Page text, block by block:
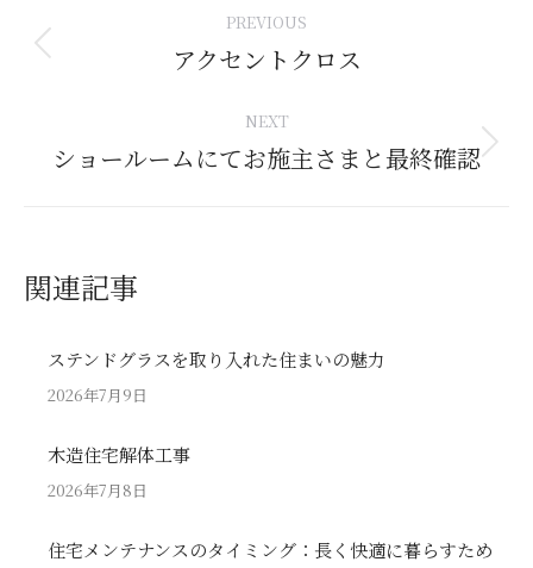
navigation
PREVIOUS
Previous
アクセントクロス
NEXT
Next
ショールームにてお施主さまと最終確認
関連記事
ステンドグラスを取り入れた住まいの魅力
2026年7月9日
木造住宅解体工事
2026年7月8日
住宅メンテナンスのタイミング：長く快適に暮らすため